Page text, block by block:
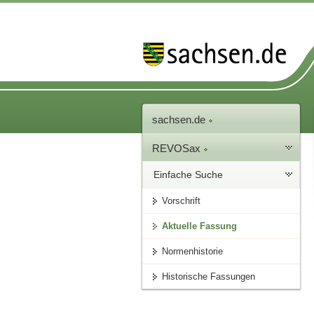
sachsen.de
REVOSax
Einfache Suche
Vorschrift
Aktuelle Fassung
Normenhistorie
Historische Fassungen